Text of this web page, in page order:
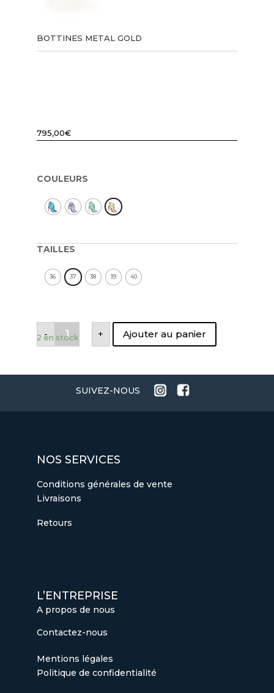
BOTTINES METAL GOLD
795,00€
2 en stock
COULEURS
TAILLES
36 37 38 39 40
-
quantité
de
BOTTINES
+ Ajouter au panier
SUIVEZ-NOUS
Conditions générales de vente
Livraisons
NOS SERVICES
Retours
Contactez-nous
A propos de nous
L’ENTREPRISE
Mentions légales
Politique de confidentialité